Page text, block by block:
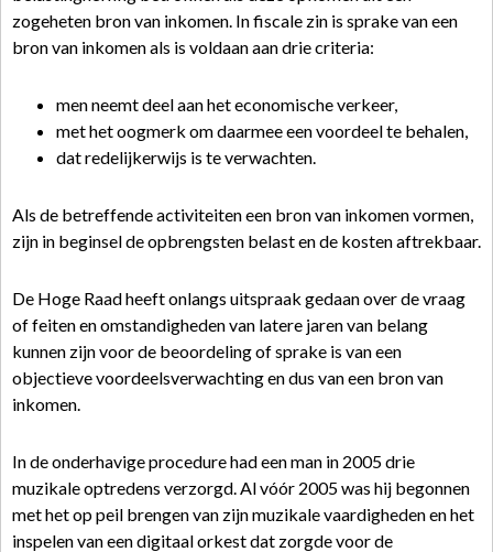
zogeheten bron van inkomen. In fiscale zin is sprake van een
bron van inkomen als is voldaan aan drie criteria:
men neemt deel aan het economische verkeer,
met het oogmerk om daarmee een voordeel te behalen,
dat redelijkerwijs is te verwachten.
Als de betreffende activiteiten een bron van inkomen vormen,
zijn in beginsel de opbrengsten belast en de kosten aftrekbaar.
De Hoge Raad heeft onlangs uitspraak gedaan over de vraag
of feiten en omstandigheden van latere jaren van belang
kunnen zijn voor de beoordeling of sprake is van een
objectieve voordeelsverwachting en dus van een bron van
inkomen.
In de onderhavige procedure had een man in 2005 drie
muzikale optredens verzorgd. Al vóór 2005 was hij begonnen
met het op peil brengen van zijn muzikale vaardigheden en het
inspelen van een digitaal orkest dat zorgde voor de